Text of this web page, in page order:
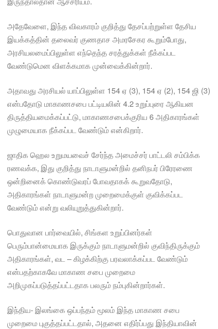
அதேவேளை, இந்த விவகாரம் குறித்து தேசப்பற்றுள்ள தேசிய
இயக்கத்தின் தலைவர் குணதாச அமரசேகர கூறும்போது,
அரசியலமைப்பிலுள்ள எந்தெந்த சரத்துக்கள் நீக்கப்பட
வேண்டுமென விளக்கமாக முன்வைக்கின்றார்.
அதாவது அரசியல் யாப்பிலுள்ள 154 ஏ (3), 154 ஏ (2), 154 ஜி (3)
என்பதோடு மாகாணசபை பட்டியலின் 4.2 உறுப்புரை ஆகியன
திருத்தியமைக்கப்பட்டு, மாகாணசபைக்குரிய 6 அதிகாரங்கள்
முழுமையாக நீக்கப்பட வேண்டும் என்கிறார்.
ஜாதிக ஹெல உறுமயவைச் சேர்ந்த அமைச்சர் பாட்டலி சம்பிக்க
ரணவக்க, இது குறித்து நாடாளுமன்றில் தனிநபர் பிரேரணை
ஒன்றினைக் கொண்டுவரப் போவதாகக் கூறுவதோடு,
அதிகாரங்கள் நாடாளுமன்ற முறைமைக்குள் குவிக்கப்பட
வேண்டும் என்று வலியுறுத்துகின்றார்.
பொதுவான பார்வையில், சிங்கள உறுப்பினர்கள்
பெரும்பான்மையாக இருக்கும் நாடாளுமன்றில் குவிந்திருக்கும்
அதிகாரங்கள், வட – கிழக்கிற்கு பரவலாக்கப்பட வேண்டும்
என்பதற்காகவே மாகாண சபை முறைமை
அறிமுகப்படுத்தப்பட்டதாக பலரும் நம்புகின்றார்கள்.
இந்திய- இலங்கை ஒப்பந்தம் மூலம் இந்த மாகாண சபை
முறைமை புகுத்தப்பட்டதால், அதனை எதிர்ப்பது இந்தியாவின்